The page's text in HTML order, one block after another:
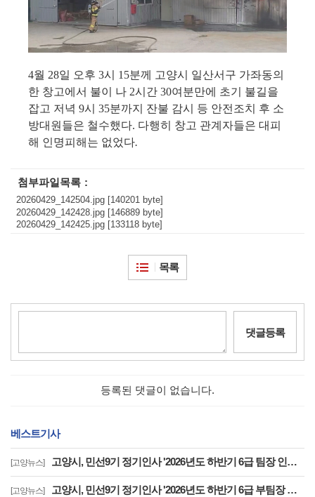
4월 28일 오후 3시 15분께 고양시 일산서구 가좌동의
한 창고에서 불이 나 2시간 30여분만에 초기 불길을
잡고 저녁 9시 35분까지 잔불 감시 등 안전조치 후 소
방대원들은 철수했다. 다행히 창고 관계자들은 대피
해 인명피해는 없었다.
첨부파일목록
20260429_142504.jpg [140201 byte]
20260429_142428.jpg [146889 byte]
20260429_142425.jpg [133118 byte]
목록
댓글등록
등록된 댓글이 없습니다.
베스트기사
[고양뉴스] 고양시, 민선9기 정기인사 '2026년도 하반기 6급 팀장 인사발령 사항'
[고양뉴스] 고양시, 민선9기 정기인사 '2026년도 하반기 6급 부팀장 이하 인사발령 사항'